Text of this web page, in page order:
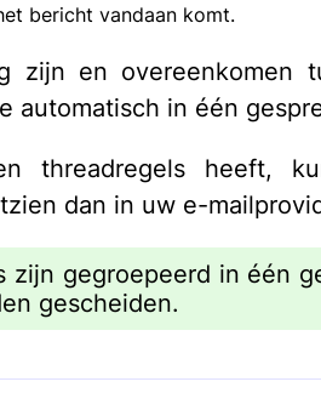
bericht vandaan komt.
zijn en overeenkomen
automatisch in één
threadregels heeft,
dan in uw e-
zijn gegroepeerd in één
gescheiden.